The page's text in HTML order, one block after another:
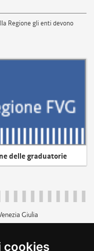
cookies
Regione gli enti devono
delle graduatorie
Giulia